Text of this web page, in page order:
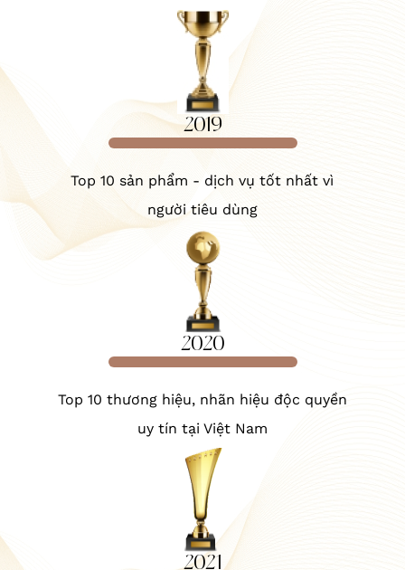
2019
Top 10 sản phẩm - dịch vụ tốt nhất vì
người tiêu dùng
2020
Top 10 thương hiệu, nhãn hiệu độc quyền
uy tín tại Việt Nam
2021